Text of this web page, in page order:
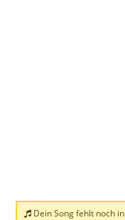
Dein Song fehlt noch